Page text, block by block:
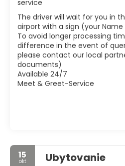
service
The driver will wait for you in
airport with a sign (your Name
To avoid longer processing
difference in the event of
please contact our local
documents)
Available 24/7
Meet & Greet-Service
15
okt Ubytovanie